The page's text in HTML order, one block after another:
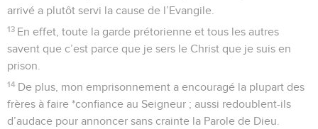
arrivé a plutôt servi la cause de l’Evangile.
13 En effet, toute la garde prétorienne et tous les autres
savent que c’est parce que je sers le Christ que je suis en
prison.
14 De plus, mon emprisonnement a encouragé la plupart des
frères à faire *confiance au Seigneur ; aussi redoublent-ils
d’audace pour annoncer sans crainte la Parole de Dieu.